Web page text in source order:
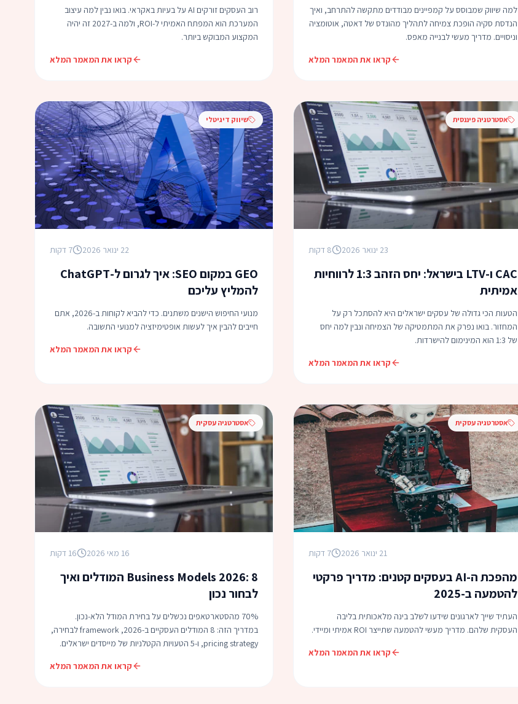
למה שיווק שמבוסס על קמפיינים מבודדים מתקשה להתרחב, ואיך
הנדסת סקיה הופכת צמיחה לתהליך מהונדס של דאטה, אוטומציה
וניסויים. מדריך מעשי לבנייה מאפס.
קראו את המאמר המלא
רוב העסקים זורקים AI על בעיות באקראי. בואו נבין למה עיצוב
המערכת הוא המפתח האמיתי ל-ROI, ולמה ב-2027 זה יהיה
המקצוע המבוקש ביותר.
קראו את המאמר המלא
אסטרטגיה פיננסית
23 ינואר 2026 8 דקות
CAC ו-LTV בישראל: יחס הזהב 1:3 לרווחיות
אמיתית
הטעות הכי גדולה של עסקים ישראלים היא להסתכל רק על
המחזור. בואו נפרק את המתמטיקה של הצמיחה ונבין למה יחס
של 1:3 הוא המינימום להישרדות.
קראו את המאמר המלא
שיווק דיגיטלי
22 ינואר 2026 7 דקות
GEO במקום SEO: איך לגרום ל-ChatGPT
להמליץ עליכם
מנועי החיפוש הישנים משתנים. כדי להביא לקוחות ב-2026, אתם
חייבים להבין איך לעשות אופטימיזציה למנועי התשובה.
קראו את המאמר המלא
אסטרטגיה עסקית
21 ינואר 2026 7 דקות
מהפכת ה-AI בעסקים קטנים: מדריך פרקטי
להטמעה ב-2025
העתיד שייך לארגונים שידעו לשלב בינה מלאכותית בליבה
העסקית שלהם. מדריך מעשי להטמעה שתייצר ROI אמיתי ומיידי.
קראו את המאמר המלא
אסטרטגיה עסקית
16 מאי 2026 16 דקות
Business Models 2026: 8 המודלים ואיך
לבחור נכון
70% מהסטארטאפים נכשלים על בחירת המודל הלא-נכון.
במדריך הזה: 8 המודלים העסקיים ב-2026, framework לבחירה,
pricing strategy, ו-5 הטעויות הקטלניות של מייסדים ישראלים.
קראו את המאמר המלא